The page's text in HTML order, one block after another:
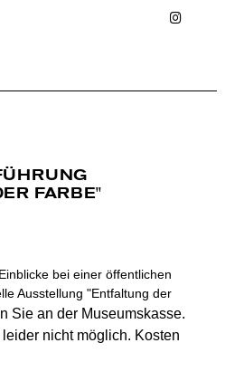
FARBE"
bei einer öffentlichen
Ausstellung "Entfaltung der
Sie an der Museumskasse.
nicht möglich. Kosten